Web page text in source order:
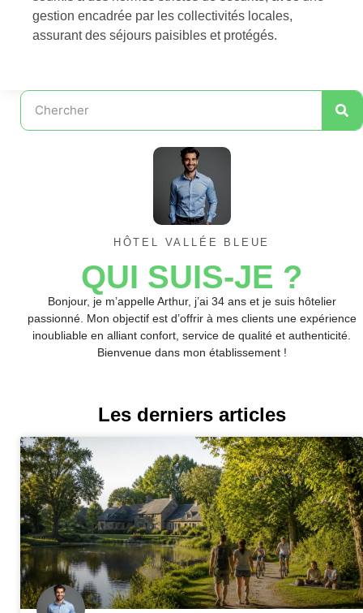
gestion encadrée par les collectivités locales,
assurant des séjours paisibles et protégés.
HÔTEL VALLÉE BLEUE
QUI SUIS-JE ?
Bonjour, je m’appelle Arthur, j’ai 34 ans et je suis hôtelier
passionné. Mon objectif est d’offrir à mes clients une expérience
inoubliable en alliant confort, service de qualité et authenticité.
Bienvenue dans mon établissement !
Les derniers articles